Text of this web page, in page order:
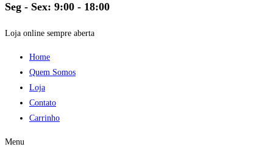
Seg - Sex: 9:00 - 18:00
Loja online sempre aberta
Home
Quem Somos
Loja
Contato
Carrinho
Menu